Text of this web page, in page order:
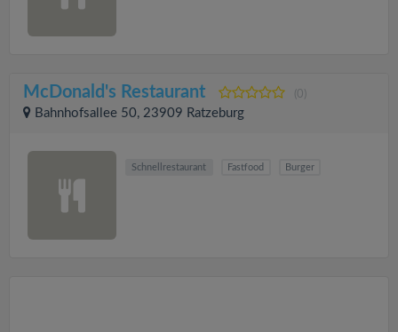
McDonald's Restaurant (0)
Bahnhofsallee 50, 23909 Ratzeburg
Schnellrestaurant Fastfood Burger